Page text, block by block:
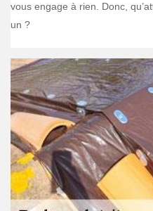
vous engage à rien. Donc,
un ?